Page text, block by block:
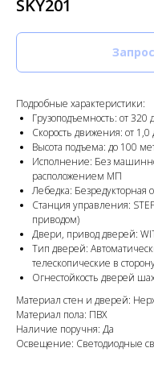
SKY201
Подробные характеристики:
Грузоподъемность: от 320
Скорость движения: от 1,0
Высота подъема: до 100
Исполнение: Без
расположением МП
Лебедка: Безредукторная
Станция управления:
приводом)
Двери, привод дверей:
Тип дверей:
телескопические в
Огнестойкость дверей
Материал стен и дверей:
Материал пола: ПВХ
Наличие поручня: Да
Освещение: Светодиодные